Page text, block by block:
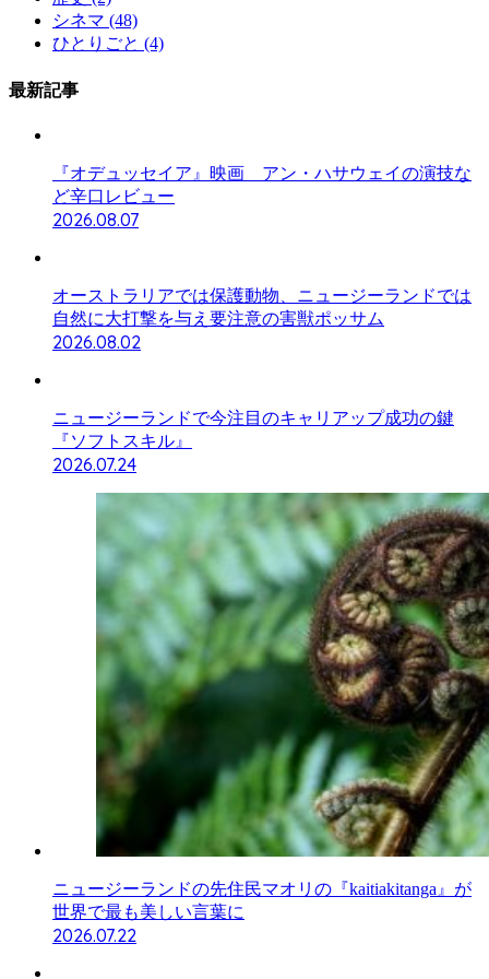
シネマ (48)
ひとりごと (4)
最新記事
『オデュッセイア』映画 アン・ハサウェイの演技な
ど辛口レビュー
2026.08.07
オーストラリアでは保護動物、ニュージーランドでは
自然に大打撃を与え要注意の害獣ポッサム
2026.08.02
ニュージーランドで今注目のキャリアップ成功の鍵
『ソフトスキル』
2026.07.24
ニュージーランドの先住民マオリの『kaitiakitanga』が
世界で最も美しい言葉に
2026.07.22